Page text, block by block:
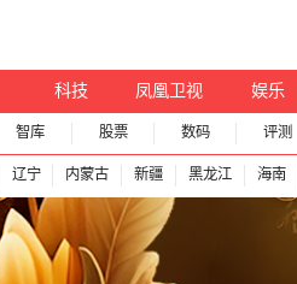
科技 凤凰卫视 娱乐
智库 股票 数码 评测
辽宁 内蒙古 新疆 黑龙江 海南